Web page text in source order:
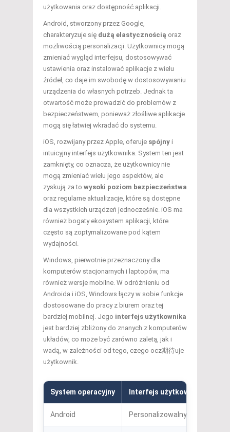
użytkowania oraz dostępność aplikacji.
Android, stworzony przez Google,
charakteryzuje się dużą elastycznością oraz
możliwością personalizacji. Użytkownicy mogą
zmieniać wygląd interfejsu, dostosowywać
ustawienia oraz instalować aplikacje z wielu
źródeł, co daje im swobodę w dostosowywaniu
urządzenia do własnych potrzeb. Jednak ta
otwartość może prowadzić do problemów z
bezpieczeństwem, ponieważ złośliwe aplikacje
mogą się łatwiej wkradać do systemu.
iOS, rozwijany przez Apple, oferuje spójny i
intuicyjny interfejs użytkownika. System ten jest
zamknięty, co oznacza, że użytkownicy nie
mogą zmieniać wielu jego aspektów, ale
zyskują za to wysoki poziom bezpieczeństwa
oraz regularne aktualizacje, które są dostępne
dla wszystkich urządzeń jednocześnie. iOS ma
również bogaty ekosystem aplikacji, które
często są zoptymalizowane pod kątem
wydajności.
Windows, pierwotnie przeznaczony dla
komputerów stacjonarnych i laptopów, ma
również wersje mobilne. W odróżnieniu od
Androida i iOS, Windows łączy w sobie funkcje
dostosowane do pracy z biurem oraz tej
bardziej mobilnej. Jego interfejs użytkownika
jest bardziej zbliżony do znanych z komputerów
układów, co może być zarówno zaletą, jak i
wadą, w zależności od tego, czego ocz期待uje
użytkownik.
System operacyjny Interfejs użytkownika
Android Personalizowalny